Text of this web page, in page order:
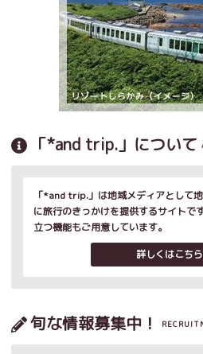
「*and trip.」について
「*and trip.」は地域メディアとして
に旅行のきっかけを提供するサイトで
立つ機能もご用意しています。
詳しくはこちら
旬な情報募集中！